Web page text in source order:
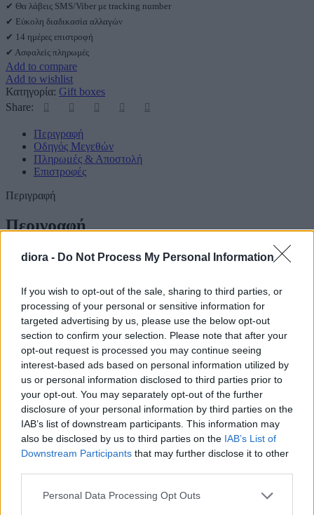
diora - Do Not Process My Personal Information
If you wish to opt-out of the sale, sharing to third parties, or
processing of your personal or sensitive information for
targeted advertising by us, please use the below opt-out
section to confirm your selection. Please note that after your
opt-out request is processed you may continue seeing
interest-based ads based on personal information utilized by
us or personal information disclosed to third parties prior to
your opt-out. You may separately opt-out of the further
disclosure of your personal information by third parties on the
IAB’s list of downstream participants. This information may
also be disclosed by us to third parties on the IAB’s List of
Downstream Participants that may further disclose it to other
Please note that this website/app uses one or more Google
Personal Data Processing Opt Outs
✔ Θα λάβεις SMS/Viber με tracking number
✔ Εύκολη διαδικασία αλλαγών
✔ 14 ημέρες επιστροφή
✔ Ασφαλείς πληρωμές
Add to compare
Add to wishlist
Κατηγορία: Gift boxes
Share:
Περιγραφή
Οδηγός Μεγεθών
Πληρωμές & Αποστολή
Επιστροφές
Περιγραφή
Περιγραφή
Μια premium και επιβλητική επιλογή που συνδυάζει την
Ferrero Rocher .
Αν σας αρέσει το δώρο αλλά θέλετε να κάνετε κάποια αλλαγή σε
ποτό ή άλλο είδος, μπορείτε να επικοινωνήσετε μαζί μας.
Οδηγός Μεγεθών
Οδηγός Μεγεθών
Μέγεθος Στήθος (cm) Μέση (cm) Περιφέρεια (cm)
S 84-88 64-68 90-94
88-92 68-72 94-98
L 92-96 72-76
98-102
Πληρωμές & Αποστολή